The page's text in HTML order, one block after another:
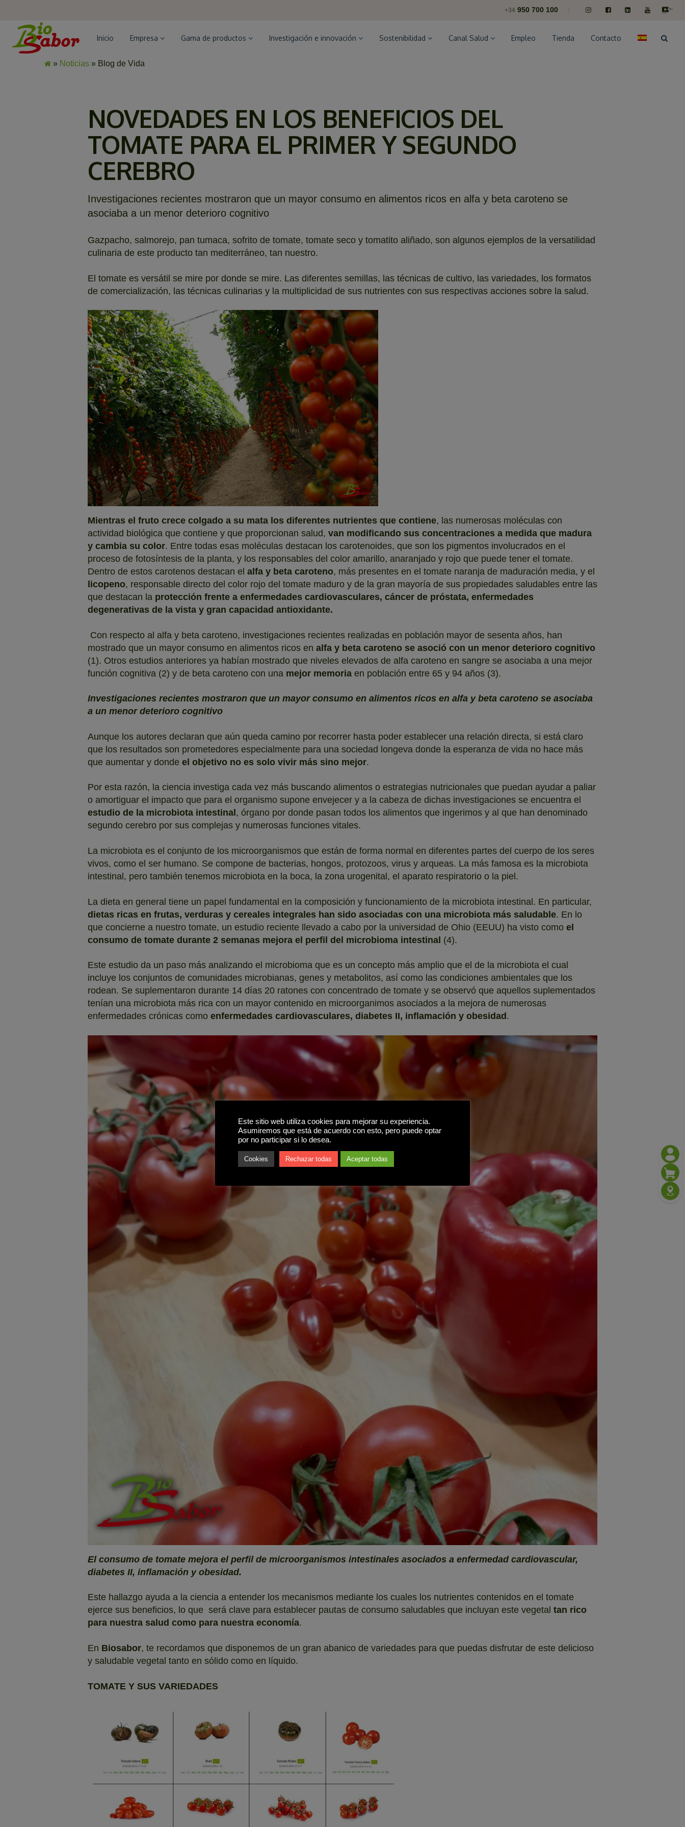
950 700 100
Inicio Empresa Gama de productos Investigación e innovación Sostenibilidad Canal Salud Empleo Tienda Contacto
» Noticias » Blog de Vida
NOVEDADES EN LOS BENEFICIOS DEL
TOMATE PARA EL PRIMER Y SEGUNDO
CEREBRO
Investigaciones recientes mostraron que un mayor consumo en alimentos ricos en alfa y beta caroteno se
asociaba a un menor deterioro cognitivo
Gazpacho, salmorejo, pan tumaca, sofrito de tomate, tomate seco y tomatito aliñado, son algunos ejemplos de la versatilidad
culinaria de este producto tan mediterráneo, tan nuestro.
El tomate es versátil se mire por donde se mire. Las diferentes semillas, las técnicas de cultivo, las variedades, los formatos
de comercialización, las técnicas culinarias y la multiplicidad de sus nutrientes con sus respectivas acciones sobre la salud.
Mientras el fruto crece colgado a su mata los diferentes nutrientes que contiene, las numerosas moléculas con
actividad biológica que contiene y que proporcionan salud, van modificando sus concentraciones a medida que madura
y cambia su color. Entre todas esas moléculas destacan los carotenoides, que son los pigmentos involucrados en el
proceso de fotosíntesis de la planta, y los responsables del color amarillo, anaranjado y rojo que puede tener el tomate.
Dentro de estos carotenos destacan el alfa y beta caroteno, más presentes en el tomate naranja de maduración media, y el
licopeno, responsable directo del color rojo del tomate maduro y de la gran mayoría de sus propiedades saludables entre las
que destacan la protección frente a enfermedades cardiovasculares, cáncer de próstata, enfermedades
degenerativas de la vista y gran capacidad antioxidante.
Con respecto al alfa y beta caroteno, investigaciones recientes realizadas en población mayor de sesenta años, han
mostrado que un mayor consumo en alimentos ricos en alfa y beta caroteno se asoció con un menor deterioro cognitivo
(1). Otros estudios anteriores ya habían mostrado que niveles elevados de alfa caroteno en sangre se asociaba a una mejor
función cognitiva (2) y de beta caroteno con una mejor memoria en población entre 65 y 94 años (3).
Investigaciones recientes mostraron que un mayor consumo en alimentos ricos en alfa y beta caroteno se asociaba
a un menor deterioro cognitivo
Aunque los autores declaran que aún queda camino por recorrer hasta poder establecer una relación directa, si está claro
que los resultados son prometedores especialmente para una sociedad longeva donde la esperanza de vida no hace más
que aumentar y donde el objetivo no es solo vivir más sino mejor.
Por esta razón, la ciencia investiga cada vez más buscando alimentos o estrategias nutricionales que puedan ayudar a paliar
o amortiguar el impacto que para el organismo supone envejecer y a la cabeza de dichas investigaciones se encuentra el
estudio de la microbiota intestinal , órgano por donde pasan todos los alimentos que ingerimos y al que han denominado
segundo cerebro por sus complejas y numerosas funciones vitales.
La microbiota es el conjunto de los microorganismos que están de forma normal en diferentes partes del cuerpo de los seres
vivos, como el ser humano. Se compone de bacterias, hongos, protozoos, virus y arqueas. La más famosa es la microbiota
intestinal, pero también tenemos microbiota en la boca, la zona urogenital, el aparato respiratorio o la piel.
La dieta en general tiene un papel fundamental en la composición y funcionamiento de la microbiota intestinal. En particular,
dietas ricas en frutas, verduras y cereales integrales han sido asociadas con una microbiota más saludable. En lo
que concierne a nuestro tomate, un estudio reciente llevado a cabo por la universidad de Ohio (EEUU) ha visto como el
consumo de tomate durante 2 semanas mejora el perfil del microbioma intestinal (4).
Este estudio da un paso más analizando el microbioma que es un concepto más amplio que el de la microbiota el cual
incluye los conjuntos de comunidades microbianas, genes y metabolitos, así como las condiciones ambientales que los
rodean. Se suplementaron durante 14 días 20 ratones con concentrado de tomate y se observó que aquellos suplementados
tenían una microbiota más rica con un mayor contenido en microorganimos asociados a la mejora de numerosas
enfermedades crónicas como enfermedades cardiovasculares, diabetes II, inflamación y obesidad .
El consumo de tomate mejora el perfil de microorganismos intestinales asociados a enfermedad cardiovascular,
diabetes II, inflamación y obesidad.
Este hallazgo ayuda a la ciencia a entender los mecanismos mediante los cuales los nutrientes contenidos en el tomate
ejerce sus beneficios, lo que será clave para establecer pautas de consumo saludables que incluyan este vegetal tan rico
para nuestra salud como para nuestra economía.
En Biosabor, te recordamos que disponemos de un gran abanico de variedades para que puedas disfrutar de este delicioso
y saludable vegetal tanto en sólido como en líquido.
TOMATE Y SUS VARIEDADES
Este sitio web utiliza cookies para mejorar su experiencia.
Asumiremos que está de acuerdo con esto, pero puede optar
por no participar si lo desea.
Cookies Rechazar todas Aceptar todas